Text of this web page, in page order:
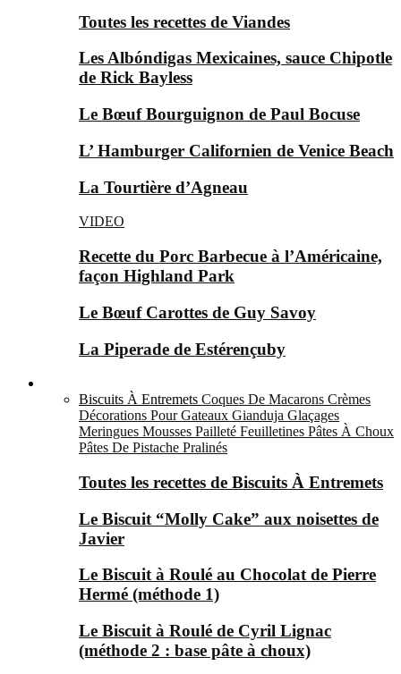
Toutes les recettes de Viandes
Les Albóndigas Mexicaines, sauce Chipotle
de Rick Bayless
Le Bœuf Bourguignon de Paul Bocuse
L’ Hamburger Californien de Venice Beach
La Tourtière d’Agneau
VIDEO
Recette du Porc Barbecue à l’Américaine,
façon Highland Park
Le Bœuf Carottes de Guy Savoy
La Piperade de Estérençuby
Biscuits À Entremets Coques De Macarons Crèmes
Décorations Pour Gateaux Gianduja Glaçages
Meringues Mousses Pailleté Feuilletines Pâtes À Choux
Pâtes De Pistache Pralinés
Toutes les recettes de Biscuits À Entremets
Le Biscuit “Molly Cake” aux noisettes de
Javier
Le Biscuit à Roulé au Chocolat de Pierre
Hermé (méthode 1)
Le Biscuit à Roulé de Cyril Lignac
(méthode 2 : base pâte à choux)